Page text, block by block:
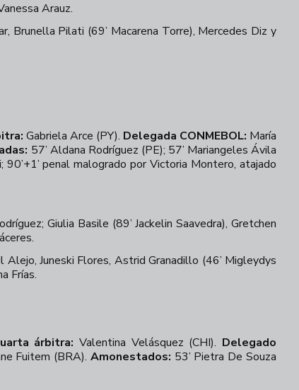
Arauz.
Brunella Pilati (69’ Macarena Torre), Mercedes Diz y
Gabriela Arce (PY). Delegada CONMEBOL: María
57’ Aldana Rodríguez (PE); 57’ Mariangeles Ávila
penal malogrado por Victoria Montero, atajado
Giulia Basile (89’ Jackelin Saavedra), Gretchen
Juneski Flores, Astrid Granadillo (46’ Migleydys
Frías.
árbitra: Valentina Velásquez (CHI). Delegado
Fuitem (BRA). Amonestados: 53’ Pietra De Souza